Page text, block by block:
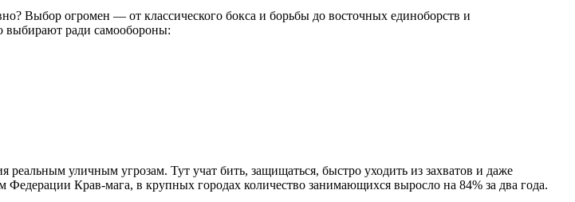
Выбор огромен — от классического бокса и борьбы до восточных единоборств и
выбирают ради самообороны:
уличным угрозам. Тут учат бить, защищаться, быстро уходить из захватов и даже
Крав-мага, в крупных городах количество занимающихся выросло на 84% за два года.